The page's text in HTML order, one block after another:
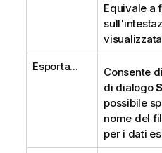
Equivale a
Esporta...
Consente
di dialogo
possibile
nome del
per i dati